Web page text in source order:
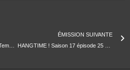
ÉMISSION SUIVANTE